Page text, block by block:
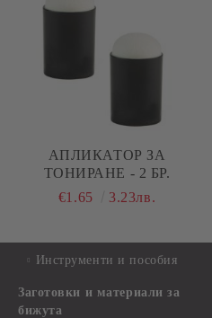
АПЛИКАТОР ЗА
ТОНИРАНЕ - 2 БР.
€1.65
3.23лв.
Инструменти и пособия
Заготовки и материали за
бижута